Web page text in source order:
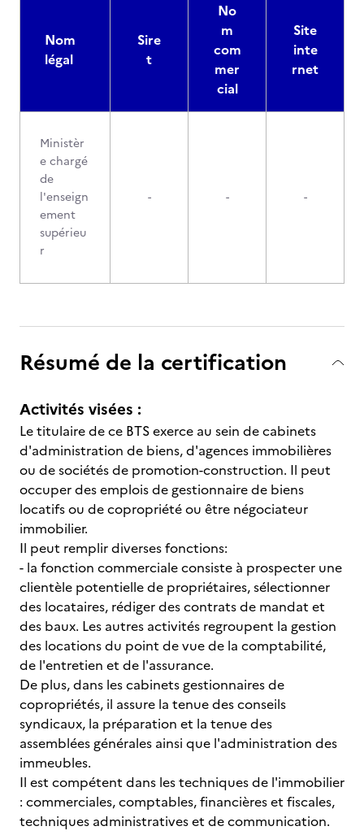
Nom
légal
Sire
t
No
m
com
mer
cial
Site
inte
rnet
Ministèr
e chargé
de
l'enseign
ement
supérieu
r
- - -
Résumé de la certification
Activités visées :
Le titulaire de ce BTS exerce au sein de cabinets
d'administration de biens, d'agences immobilières
ou de sociétés de promotion-construction. Il peut
occuper des emplois de gestionnaire de biens
locatifs ou de copropriété ou être négociateur
immobilier.
Il peut remplir diverses fonctions:
- la fonction commerciale consiste à prospecter une
clientèle potentielle de propriétaires, sélectionner
des locataires, rédiger des contrats de mandat et
des baux. Les autres activités regroupent la gestion
des locations du point de vue de la comptabilité,
de l'entretien et de l'assurance.
De plus, dans les cabinets gestionnaires de
copropriétés, il assure la tenue des conseils
syndicaux, la préparation et la tenue des
assemblées générales ainsi que l'administration des
immeubles.
Il est compétent dans les techniques de l'immobilier
: commerciales, comptables, financières et fiscales,
techniques administratives et de communication.